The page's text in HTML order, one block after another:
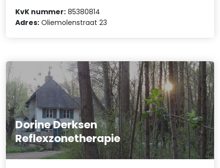
KvK nummer: 85380814
Adres: Oliemolenstraat 23
Dorine Derksen
Reflexzonetherapie